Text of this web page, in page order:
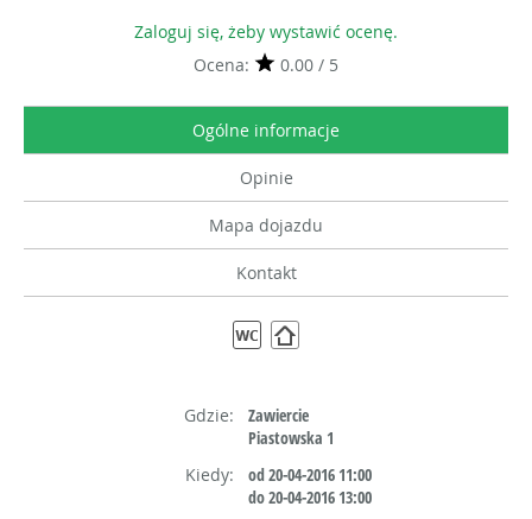
Zaloguj się, żeby wystawić ocenę.
Ocena:
0.00 / 5
Ogólne informacje
Opinie
Mapa dojazdu
Kontakt
Gdzie:
Zawiercie
Piastowska 1
Kiedy:
od 20-04-2016 11:00
do 20-04-2016 13:00